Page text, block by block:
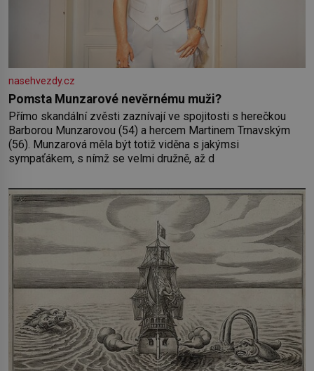
nasehvezdy.cz
Pomsta Munzarové nevěrnému muži?
Přímo skandální zvěsti zaznívají ve spojitosti s herečkou
Barborou Munzarovou (54) a hercem Martinem Trnavským
(56). Munzarová měla být totiž viděna s jakýmsi
sympaťákem, s nímž se velmi družně, až d